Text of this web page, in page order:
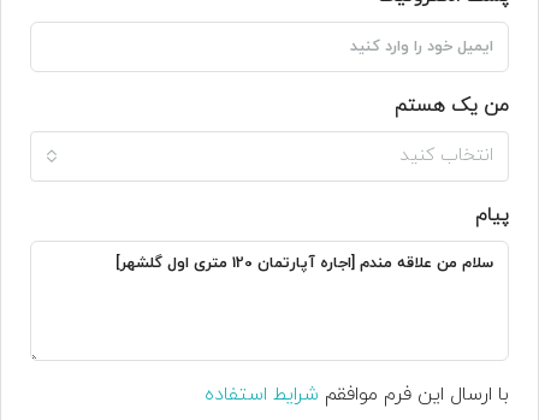
من یک هستم
انتخاب کنید
پیام
با ارسال این فرم موافقم شرایط استفاده